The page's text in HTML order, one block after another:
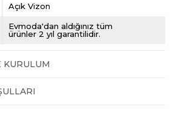
Açık Vizon
Evmoda'dan aldığınız tüm
ürünler 2 yıl garantilidir.
KURULUM